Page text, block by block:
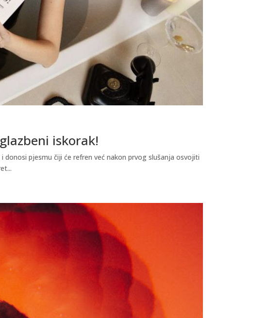
iskorak!
donosi pjesmu čiji će refren već nakon prvog slušanja osvojiti